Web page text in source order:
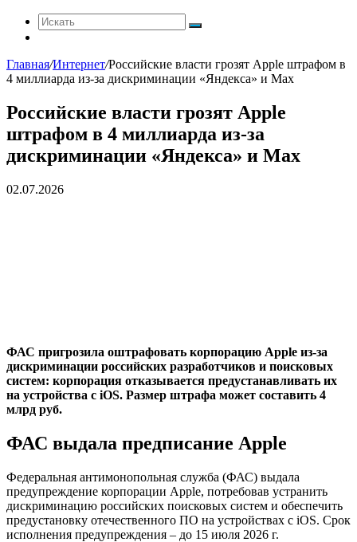
Искать
Главная/Интернет/Российские власти грозят Apple штрафом в
4 миллиарда из-за дискриминации «Яндекса» и Max
Российские власти грозят Apple
штрафом в 4 миллиарда из-за
дискриминации «Яндекса» и Max
02.07.2026
ФАС пригрозила оштрафовать корпорацию Apple из-за
дискриминации российских разработчиков и поисковых
систем: корпорация отказывается предустанавливать их
на устройства с iOS. Размер штрафа может составить 4
млрд руб.
ФАС выдала предписание Apple
Федеральная антимонопольная служба (ФАС) выдала
предупреждение корпорации Apple, потребовав устранить
дискриминацию российских поисковых систем и обеспечить
предустановку отечественного ПО на устройствах с iOS. Срок
исполнения предупреждения – до 15 июля 2026 г.